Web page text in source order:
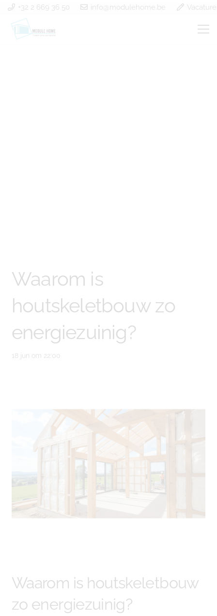
+32 2 669 36 50 info@modulehome.be
Waarom is
houtskeletbouw zo
energiezuinig?
18 jun om 22:00
Waarom is houtskeletbouw
zo energiezuinig?